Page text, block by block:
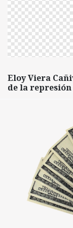
Eloy Viera
de la